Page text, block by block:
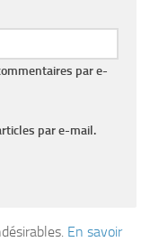
par e-
par e-mail.
En savoir